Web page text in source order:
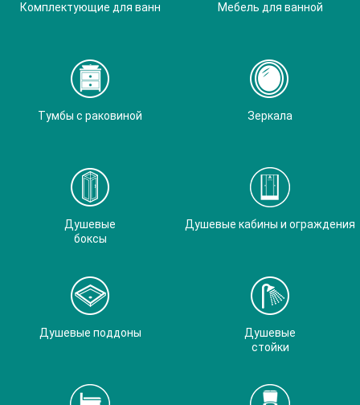
Комплектующие для ванн Мебель для ванной
Тумбы с раковиной Зеркала
Душевые
боксы
Душевые кабины и ограждения
Душевые поддоны
Душевые
стойки